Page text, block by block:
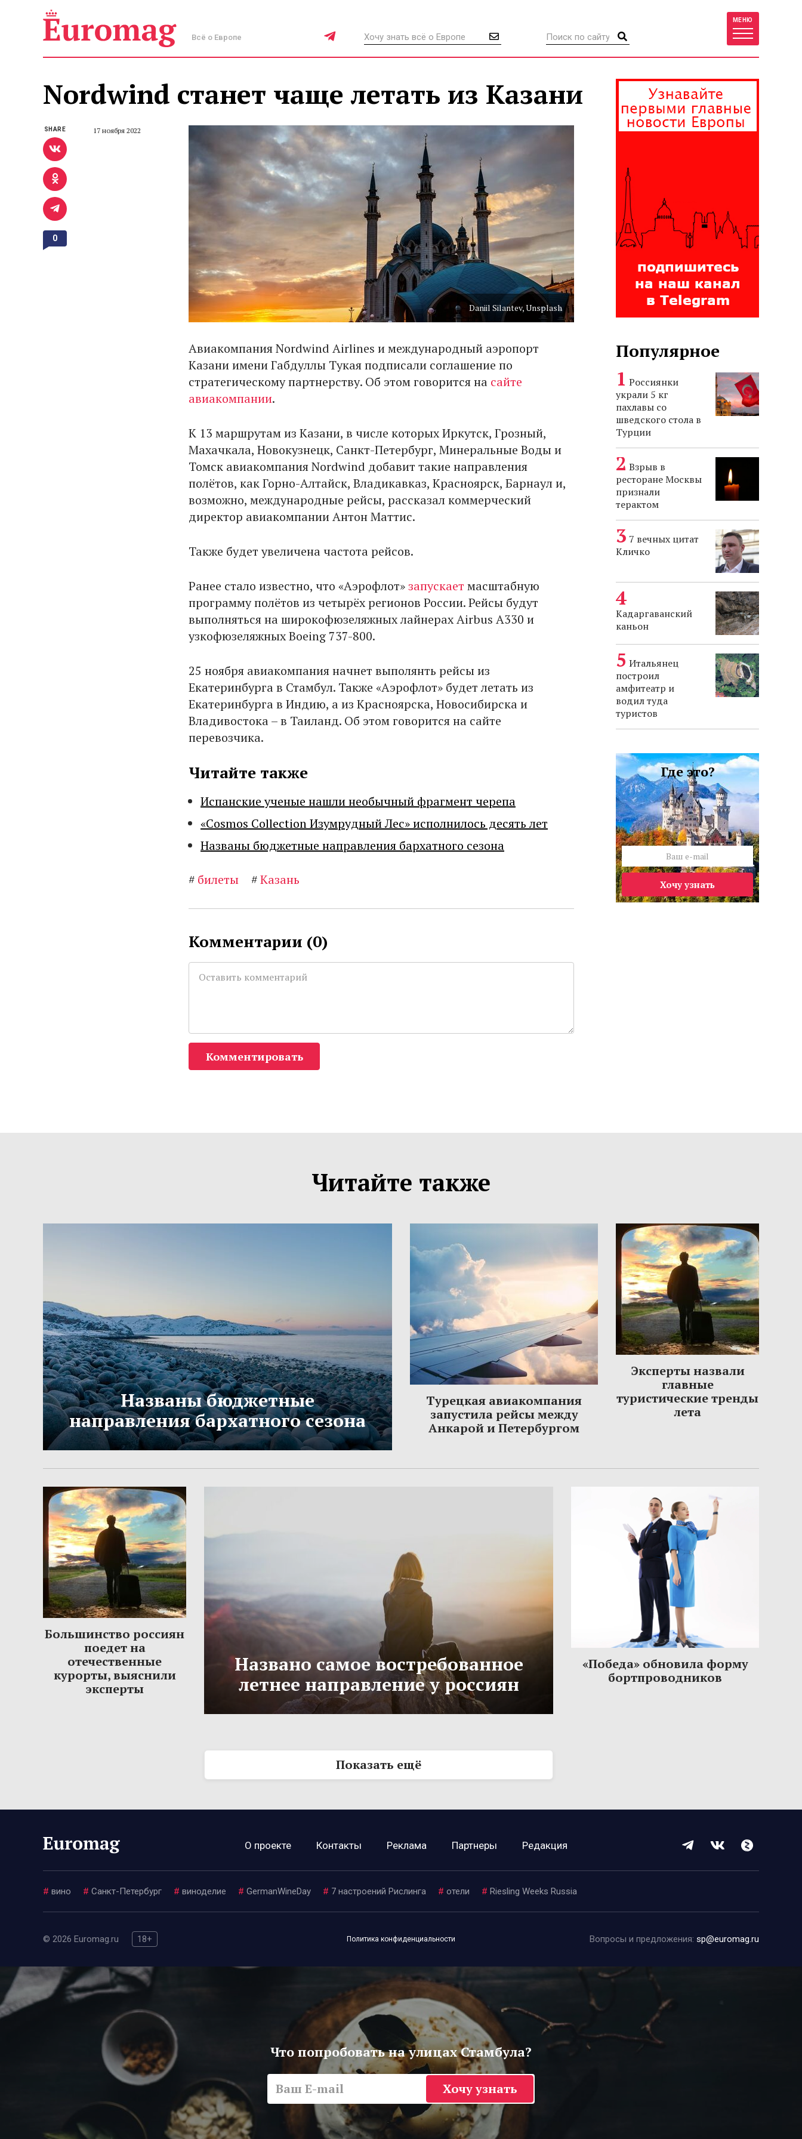
Всё о Европе
МЕНЮ
Nordwind станет чаще летать из Казани
17 ноября 2022
Daniil Silantev, Unsplash
Авиакомпания Nordwind Airlines и международный аэропорт
Казани имени Габдуллы Тукая подписали соглашение по
стратегическому партнерству. Об этом говорится на сайте
авиакомпании.
К 13 маршрутам из Казани, в числе которых Иркутск, Грозный,
Махачкала, Новокузнецк, Санкт-Петербург, Минеральные Воды и
Томск авиакомпания Nordwind добавит такие направления
полётов, как Горно-Алтайск, Владикавказ, Красноярск, Барнаул и,
возможно, международные рейсы, рассказал коммерческий
директор авиакомпании Антон Маттис.
Также будет увеличена частота рейсов.
Ранее стало известно, что «Аэрофлот»запускает масштабную
программу полётов из четырёх регионов России. Рейсы будут
выполняться на широкофюзеляжных лайнерах Airbus A330 и
узкофюзеляжных Boeing 737-800.
25 ноября авиакомпания начнет выполянть рейсы из
Екатеринбурга в Стамбул. Также «Аэрофлот» будет летать из
Екатеринбурга в Индию, а из Красноярска, Новосибирска и
Владивостока – в Таиланд. Об этом говорится на сайте
перевозчика.
Читайте также
Испанские ученые нашли необычный фрагмент черепа
«Cosmos Collection Изумрудный Лес» исполнилось десять лет
Названы бюджетные направления бархатного сезона
# билеты #Казань
SHARE
0
Комментарии (0)
Комментировать
Популярное
Россиянки
украли 5 кг
пахлавы со
шведского стола в
Турции
Взрыв в
ресторане Москвы
признали
терактом
7 вечных цитат
Кличко
Кадаргаванский
каньон
Итальянец
построил
амфитеатр и
водил туда
туристов
Где это?
Хочу узнать
Читайте также
Названы бюджетные
направления бархатного сезона
Турецкая авиакомпания
запустила рейсы между
Анкарой и Петербургом
Эксперты назвали
главные
туристические тренды
лета
Большинство россиян
поедет на
отечественные
курорты, выяснили
эксперты
Названо самое востребованное
летнее направление у россиян
«Победа» обновила форму
бортпроводников
Показать ещё
О проекте Контакты Реклама Партнеры Редакция
# вино # Санкт-Петербург # виноделие # GermanWineDay # 7 настроений Рислинга # отели # Riesling Weeks Russia
© 2026 Euromag.ru 18+ Политика конфиденциальности Вопросы и предложения: sp@euromag.ru
Что попробовать на улицах Стамбула?
Хочу узнать